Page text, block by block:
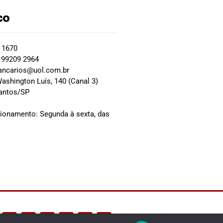
2964
Luís, 140 (Canal 3)
SP
Segunda à sexta, das